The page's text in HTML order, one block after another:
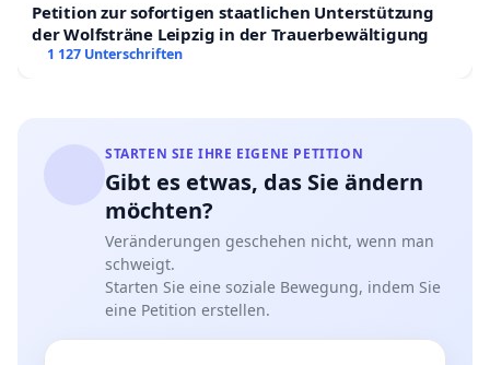
Petition zur sofortigen staatlichen Unterstützung
der Wolfsträne Leipzig in der Trauerbewältigung
1 127 Unterschriften
STARTEN SIE IHRE EIGENE PETITION
Gibt es etwas, das Sie ändern
möchten?
Veränderungen geschehen nicht, wenn man
schweigt.
Starten Sie eine soziale Bewegung, indem Sie
eine Petition erstellen.